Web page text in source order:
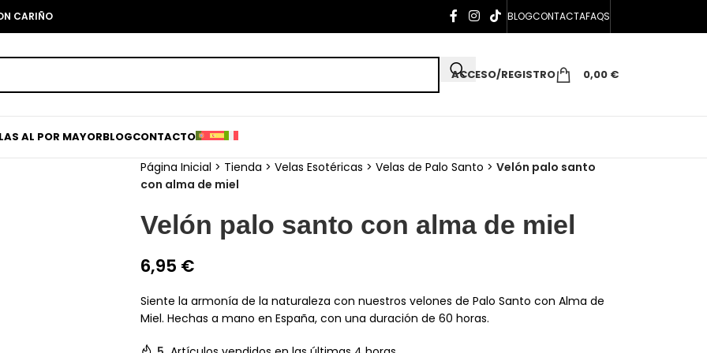
CARIÑO BLOGCONTACTAFAQS
ACCESO/REGISTRO 0,00 €
AL POR MAYORBLOGCONTACTO
Página Inicial > Tienda > Velas Esotéricas > Velas de Palo Santo > Velón palo santo
con alma de miel
Velón palo santo con alma de miel
6,95 €
Siente la armonía de la naturaleza con nuestros velones de Palo Santo con Alma de
Miel. Hechas a mano en España, con una duración de 60 horas.